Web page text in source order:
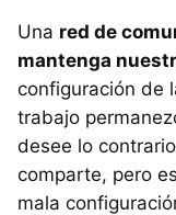
Una red de
mantenga
configuración de
trabajo
desee lo
comparte, pero
mala